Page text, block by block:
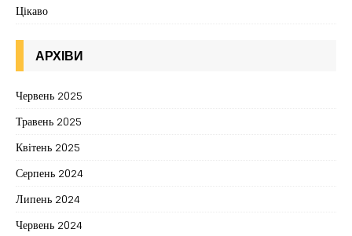
Цікаво
АРХІВИ
Червень 2025
Травень 2025
Квітень 2025
Серпень 2024
Липень 2024
Червень 2024